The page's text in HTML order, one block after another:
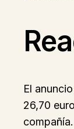
El
26,70
compañía.